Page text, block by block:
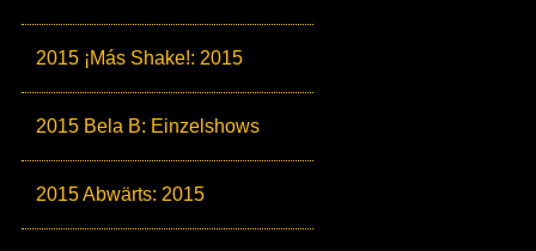
2015 ¡Más Shake!: 2015
2015 Bela B: Einzelshows
2015 Abwärts: 2015